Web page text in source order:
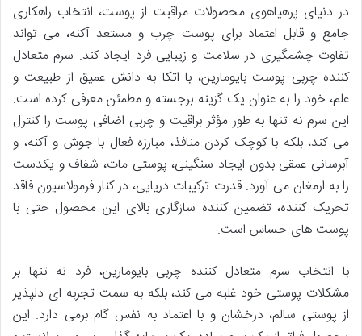
در دنیای پرهیاهوی محصولات مراقبت از پوست، انتخاب راهکاری
جامع و قابل اعتماد برای پوست چرب و مستعد آکنه، می تواند
تفاوت چشمگیری در سلامت و زیبایی فرد ایجاد کند. سرم متعادل
کننده چربی پوست بایومارین، با اتکا به دانش عمیق از طبیعت و
علم، خود را به عنوان یک گزینه برجسته و مطمئن معرفی کرده است.
این سرم نه تنها به طور مؤثر براقیت و چربی اضافی پوست را کنترل
می کند، بلکه با کوچک کردن منافذ، مبارزه فعال با جوش و آکنه، و
آبرسانی عمقی بدون ایجاد سنگینی، پوستی مات، شفاف و یکدست
را به ارمغان می آورد. قدرت ترکیبات دریایی، در کنار فرمولاسیون فاقد
تحریک کننده، تضمین کننده سازگاری بالای این محصول حتی با
پوست های حساس است.
با انتخاب سرم متعادل کننده چربی بایومارین، فرد نه تنها بر
مشکلات پوستی خود غلبه می کند، بلکه به سمت تجربه ای دلپذیر
از پوستی سالم، درخشان و با اعتماد به نفس گام برمی دارد. این